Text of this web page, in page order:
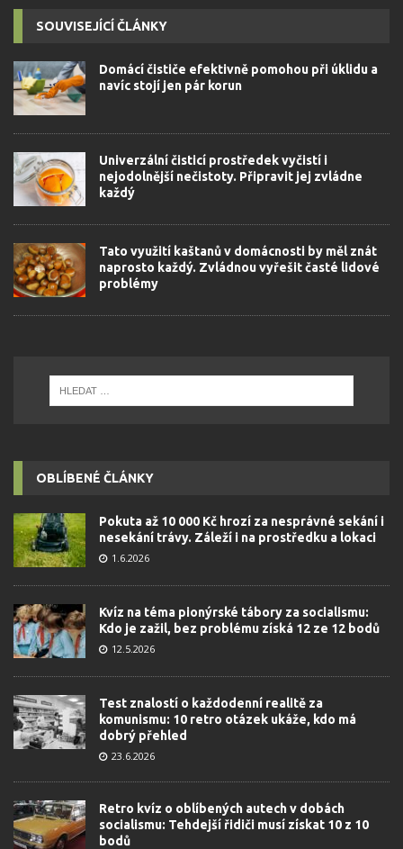
SOUVISEJÍCÍ ČLÁNKY
Domácí čističe efektivně pomohou při úklidu a
navíc stojí jen pár korun
Univerzální čisticí prostředek vyčistí i
nejodolnější nečistoty. Připravit jej zvládne
každý
Tato využití kaštanů v domácnosti by měl znát
naprosto každý. Zvládnou vyřešit časté lidové
problémy
OBLÍBENÉ ČLÁNKY
Pokuta až 10 000 Kč hrozí za nesprávné sekání i
nesekání trávy. Záleží i na prostředku a lokaci
1.6.2026
Kvíz na téma pionýrské tábory za socialismu:
Kdo je zažil, bez problému získá 12 ze 12 bodů
12.5.2026
Test znalostí o každodenní realitě za
komunismu: 10 retro otázek ukáže, kdo má
dobrý přehled
23.6.2026
Retro kvíz o oblíbených autech v dobách
socialismu: Tehdejší řidiči musí získat 10 z 10
bodů